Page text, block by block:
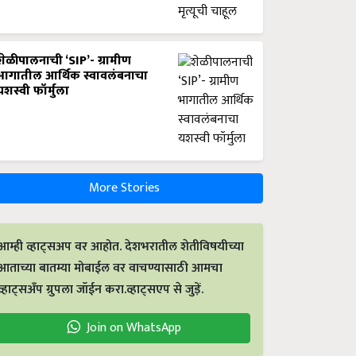
‘SIP’- ग्रामीण
आर्थिक स्वावलंबनाचा
फॉर्मुला
More Stories
व्हाट्सअप वर आहोत. देशभरातील शेतीविषयीच्या
बातम्या मोबाईल वर वाचण्यासाठी आमचा
ग्रुपला जॉईन करा.व्हाट्सएप से जुड़ें.
Join on WhatsApp